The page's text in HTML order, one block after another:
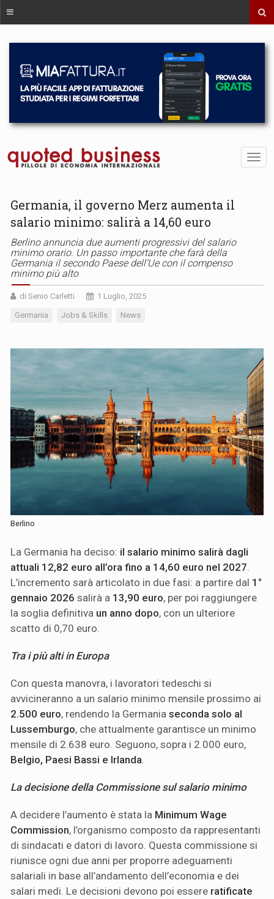
Germania, il governo Merz aumenta il
salario minimo: salirà a 14,60 euro
Berlino annuncia due aumenti progressivi del salario
minimo orario. Un passo importante che farà della
Germania il secondo Paese dell’Ue con il compenso
minimo più alto
di Senio Carletti 1 Luglio, 2025
Germania Jobs & Skills News
Berlino
La Germania ha deciso: il salario minimo salirà dagli
attuali 12,82 euro all’ora fino a 14,60 euro nel 2027
L’incremento sarà articolato in due fasi: a partire dal 1°
gennaio 2026 salirà a 13,90 euro, per poi raggiungere
la soglia definitiva un anno dopo, con un ulteriore
scatto di 0,70 euro.
Tra i più alti in Europa
Con questa manovra, i lavoratori tedeschi si
avvicineranno a un salario minimo mensile prossimo ai
2.500 euro, rendendo la Germania seconda solo al
Lussemburgo, che attualmente garantisce un minimo
mensile di 2.638 euro. Seguono, sopra i 2.000 euro,
Belgio, Paesi Bassi e Irlanda
La decisione della Commissione sul salario minimo
A decidere l’aumento è stata la Minimum Wage
Commission, l’organismo composto da rappresentanti
di sindacati e datori di lavoro. Questa commissione si
riunisce ogni due anni per proporre adeguamenti
salariali in base all’andamento dell’economia e dei
salari medi. Le decisioni devono poi essere ratificate